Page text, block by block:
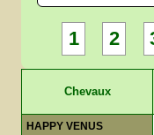
1 2
Chevaux
HAPPY VENUS